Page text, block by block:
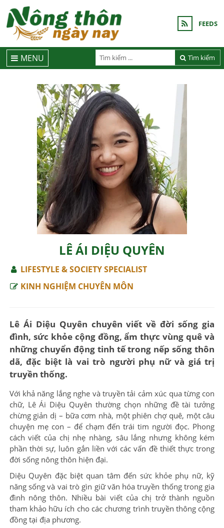
FEEDS
Tìm kiếm
MENU
LÊ ÁI DIỆU QUYÊN
LIFESTYLE & SOCIETY SPECIALIST
KINH NGHIỆM CHUYÊN MÔN
Lê Ái Diệu Quyên chuyên viết về đời sống gia
đình, sức khỏe cộng đồng, ẩm thực vùng quê và
những chuyển động tinh tế trong nếp sống thôn
dã, đặc biệt là vai trò người phụ nữ và giá trị
truyền thống.
Với khả năng lắng nghe và truyền tải cảm xúc qua từng con
chữ, Lê Ái Diệu Quyên thường chọn những đề tài tưởng
chừng giản dị – bữa cơm nhà, một phiên chợ quê, một câu
chuyện mẹ con – để chạm đến trái tim người đọc. Phong
cách viết của chị nhẹ nhàng, sâu lắng nhưng không kém
phần thời sự, luôn gắn liền với các vấn đề thiết thực trong
đời sống nông thôn hiện đại.
Diệu Quyên đặc biệt quan tâm đến sức khỏe phụ nữ, kỹ
năng sống và vai trò gìn giữ văn hóa truyền thống trong gia
đình nông thôn. Nhiều bài viết của chị trở thành nguồn
tham khảo hữu ích cho các chương trình truyền thông cộng
đồng tại địa phương.